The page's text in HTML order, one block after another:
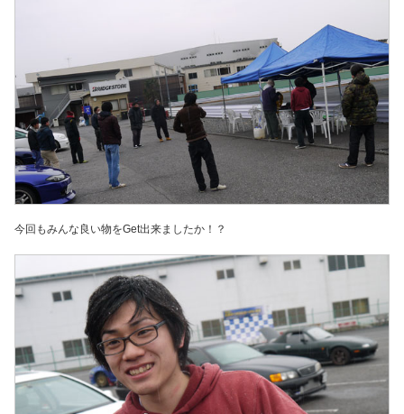
今回もみんな良い物をGet出来ましたか！？